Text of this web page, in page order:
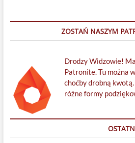
ZOSTAŃ NASZYM
Drodzy Widzowie!
Patronite. Tu można
choćby drobną
różne formy